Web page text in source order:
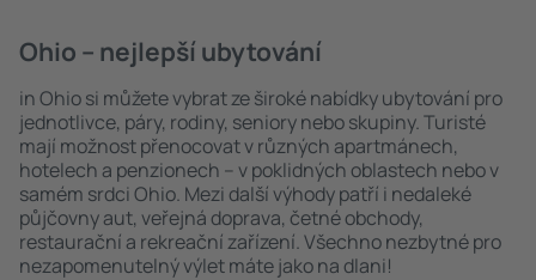
Ohio – nejlepší ubytování
in Ohio si můžete vybrat ze široké nabídky ubytování pro
jednotlivce, páry, rodiny, seniory nebo skupiny. Turisté
mají možnost přenocovat v různých apartmánech,
hotelech a penzionech – v poklidných oblastech nebo v
samém srdci Ohio. Mezi další výhody patří i nedaleké
půjčovny aut, veřejná doprava, četné obchody,
restaurační a rekreační zařízení. Všechno nezbytné pro
nezapomenutelný výlet máte jako na dlani!